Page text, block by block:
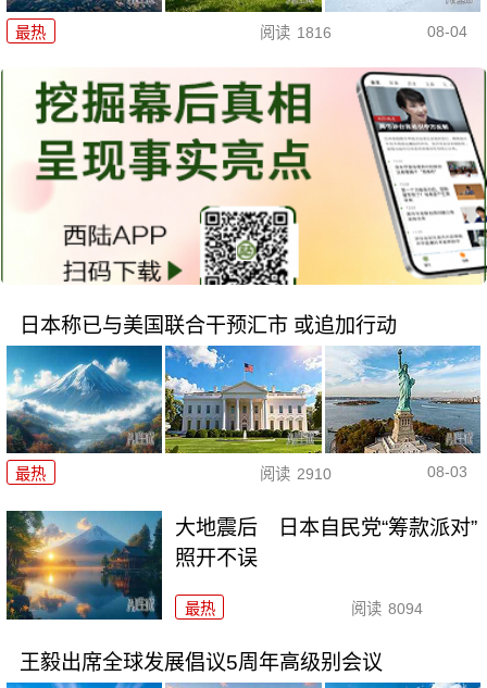
最热 阅读 1816 08-04
日本称已与美国联合干预汇市 或追加行动
最热 阅读 2910 08-03
大地震后 日本自民党“筹款派对”
照开不误
最热 阅读 8094
王毅出席全球发展倡议5周年高级别会议